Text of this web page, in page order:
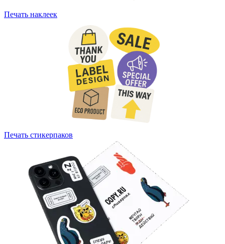
Печать наклеек
Печать стикерпаков